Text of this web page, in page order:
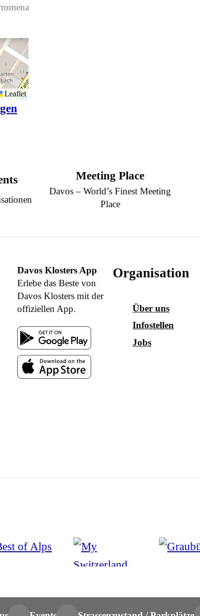
60, 7270 Davos Platz
Leaflet
Meeting Place
Davos – World’s Finest Meeting
Place
Davos Klosters App
Erlebe das Beste von
Davos Klosters mit der
offiziellen App.
Organisation
Über uns
Infostellen
Jobs